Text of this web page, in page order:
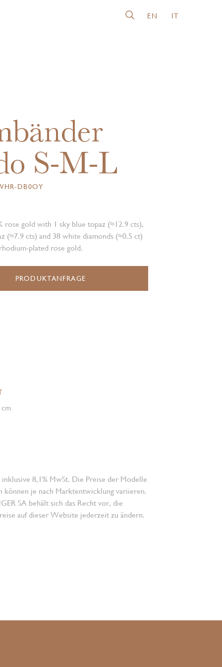
EN IT
S-M-L
DB0OY
rose gold with 1 sky blue topaz (≈12.9 cts),
(≈7.9 cts) and 38 white diamonds (≈0.5 ct)
plated rose gold.
PRODUKTANFRAGE
8,1% MwSt. Die Preise der Modelle
können je nach Marktentwicklung variieren.
SA behält sich das Recht vor, die
auf dieser Website jederzeit zu ändern.